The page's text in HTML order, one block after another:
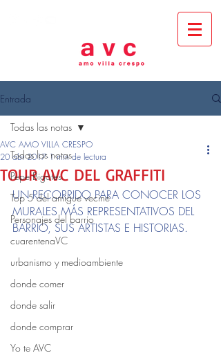
Entrada
Todas las notas
Pepe Bigotes
Top 5 del amigue vecine
Personajes del barrio
cuarentenaVC
urbanismo y medioambiente
donde comer
donde salir
donde comprar
Yo te AVC
Todas las notas
TOUR AVC DEL GRAFFITI
AVC AMO VILLA CRESPO
20 abr 2017 1 min de lectura
UN RECORRIDO PARA CONOCER LOS
MURALES MÁS REPRESENTATIVOS DEL
BARRIO, SUS ARTISTAS E HISTORIAS.